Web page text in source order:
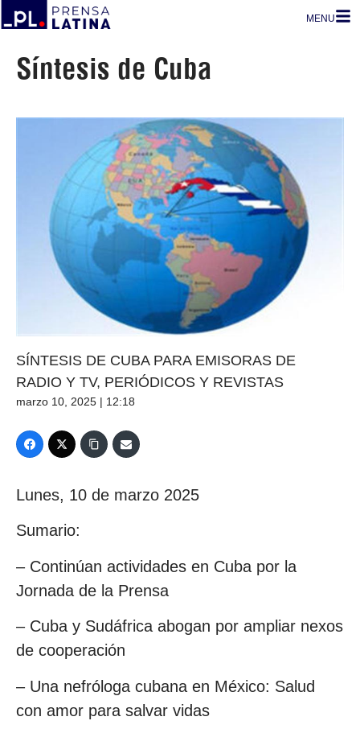
MENU
Síntesis de Cuba
SÍNTESIS DE CUBA PARA EMISORAS DE
RADIO Y TV, PERIÓDICOS Y REVISTAS
marzo 10, 2025 | 12:18
Lunes, 10 de marzo 2025
Sumario:
– Continúan actividades en Cuba por la
Jornada de la Prensa
– Cuba y Sudáfrica abogan por ampliar nexos
de cooperación
– Una nefróloga cubana en México: Salud
con amor para salvar vidas